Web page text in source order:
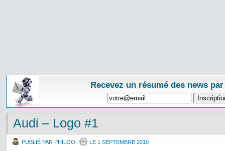
Recevez un résumé des news
Audi – Logo #1
PUBLIÉ PAR PHILOO LE 1 SEPTEMBRE 2010